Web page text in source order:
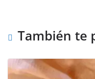
También te